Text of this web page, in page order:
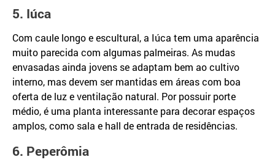
5. Iúca
Com caule longo e escultural, a Iúca tem uma aparência
muito parecida com algumas palmeiras. As mudas
envasadas ainda jovens se adaptam bem ao cultivo
interno, mas devem ser mantidas em áreas com boa
oferta de luz e ventilação natural. Por possuir porte
médio, é uma planta interessante para decorar espaços
amplos, como sala e hall de entrada de residências.
6. Peperômia